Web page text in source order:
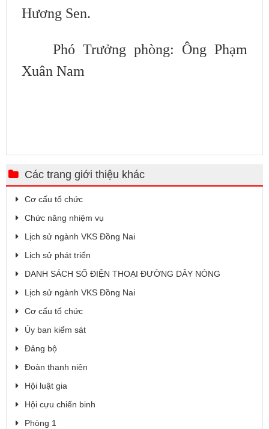
Hương Sen.
Phó Trưởng phòng: Ông Phạm
Xuân Nam
Các trang giới thiệu khác
Cơ cấu tổ chức
Chức năng nhiệm vụ
Lịch sử ngành VKS Đồng Nai
Lịch sử phát triển
DANH SÁCH SỐ ĐIỆN THOẠI ĐƯỜNG DÂY NÓNG
Lịch sử ngành VKS Đồng Nai
Cơ cấu tổ chức
Ủy ban kiểm sát
Đảng bộ
Đoàn thanh niên
Hội luật gia
Hội cựu chiến binh
Phòng 1